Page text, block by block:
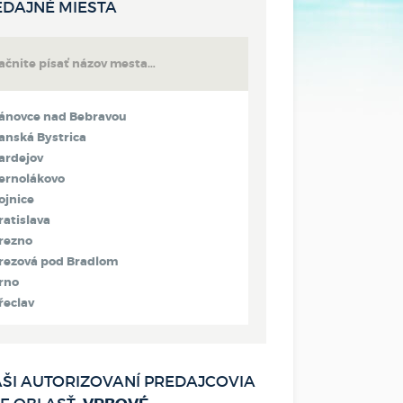
MIESTA
nad Bebravou
Bystrica
pod Bradlom
Kubín
AUTORIZOVANÍ PREDAJCOVIA